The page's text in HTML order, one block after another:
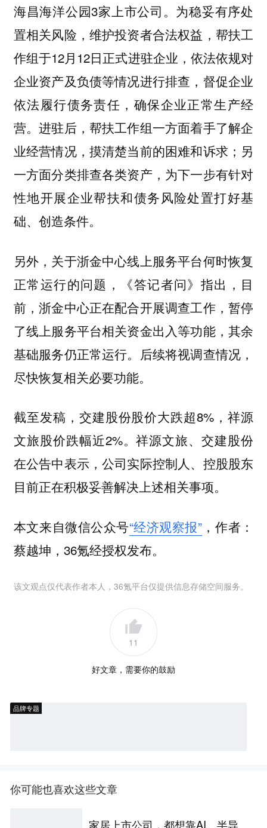
海昌海洋公园3家上市公司。为稳妥有序处
置相关风险，维护投资者合法权益，帮扶工
作组于12月12日正式进驻企业，依法依规对
企业资产及负债等情况进行排查，督促企业
依法履行债务责任，确保企业正常生产经
营。进驻后，帮扶工作组一方面着手了解企
业经营情况，摸清楚当前的困难和诉求；另
一方面分类排查各类资产，为下一步有针对
性地开展企业帮扶和债务风险处置打好基
础、创造条件。
另外，关于浙金中心线上服务平台何时恢复
正常运行的问题，《答记者问》指出，目
前，浙金中心正在配合开展调查工作，暂停
了线上服务平台相关资金出入等功能，其余
基础服务仍正常运行。后续将视调查情况，
尽快恢复相关必要功能。
截至发稿，交建股份股价大跌超8%，祥源
文旅股价跌幅近2%。祥源文旅、交建股份
在公告中表示，公司实际控制人、控股股东
目前正在积极妥善解决上述相关事项。
本文来自微信公众号“经济观察报”，作者：
蔡越坤，36氪经授权发布。
该文观点仅代表作者本人，36氪平台仅提供信息存储空间服务。
11
好文章，需要你的鼓励
品牌专题
你可能也喜欢这些文章
家居上市公司，都想靠AI、半导